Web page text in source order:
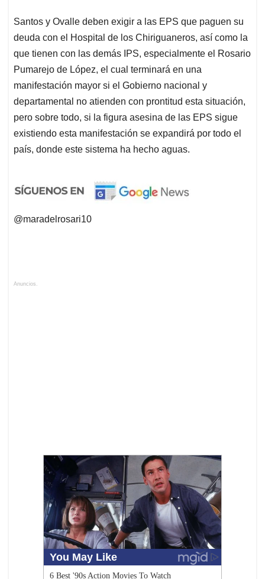
Santos y Ovalle deben exigir a las EPS que paguen su
deuda con el Hospital de los Chiriguaneros, así como la
que tienen con las demás IPS, especialmente el Rosario
Pumarejo de López, el cual terminará en una
manifestación mayor si el Gobierno nacional y
departamental no atienden con prontitud esta situación,
pero sobre todo, si la figura asesina de las EPS sigue
existiendo esta manifestación se expandirá por todo el
país, donde este sistema ha hecho aguas.
@maradelrosari10
Anuncios.